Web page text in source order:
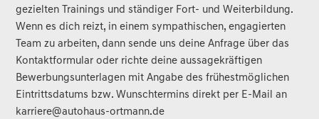
gezielten Trainings und ständiger Fort- und Weiterbildung.
Wenn es dich reizt, in einem sympathischen, engagierten
Team zu arbeiten, dann sende uns deine Anfrage über das
Kontaktformular oder richte deine aussagekräftigen
Bewerbungsunterlagen mit Angabe des frühestmöglichen
Eintrittsdatums bzw. Wunschtermins direkt per E-Mail an
karriere@autohaus-ortmann.de